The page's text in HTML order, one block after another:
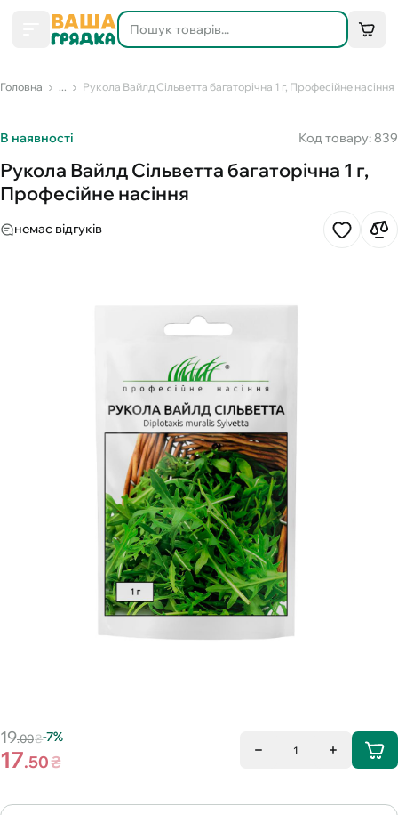
Головна ... Рукола Вайлд Сільветта багаторічна 1 г, Професійне насіння
В наявності Код товару: 839
Рукола Вайлд Сільветта багаторічна 1 г,
Професійне насіння
немає відгуків
19.00₴-7%
17.50₴
1